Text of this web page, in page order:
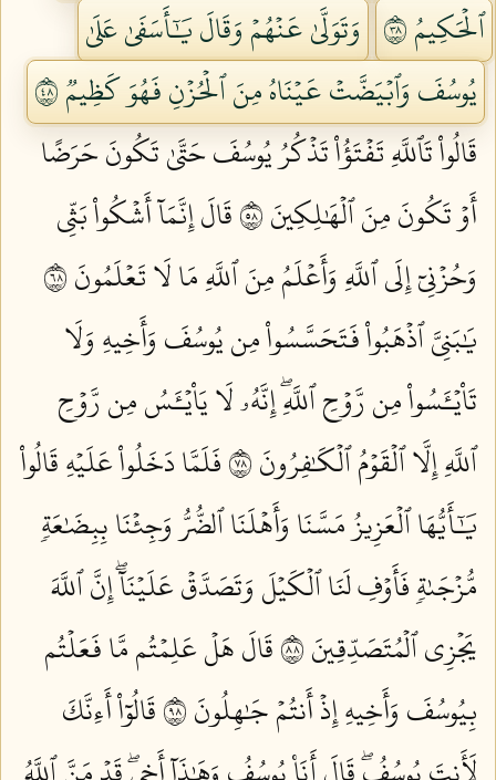
ٱلۡحَكِيمُ ٨٣
وَتَوَلَّىٰ عَنۡهُمۡ وَقَالَ يَٰٓأَسَفَىٰ عَلَىٰ
يُوسُفَ وَٱبۡيَضَّتۡ عَيۡنَاهُ مِنَ ٱلۡحُزۡنِ فَهُوَ كَظِيمٞ ٨٤
قَالُواْ تَٱللَّهِ تَفۡتَؤُاْ تَذۡكُرُ يُوسُفَ حَتَّىٰ تَكُونَ حَرَضًا
أَوۡ تَكُونَ مِنَ ٱلۡهَٰلِكِينَ ٨٥
قَالَ إِنَّمَآ أَشۡكُواْ بَثِّي
وَحُزۡنِيٓ إِلَى ٱللَّهِ وَأَعۡلَمُ مِنَ ٱللَّهِ مَا لَا تَعۡلَمُونَ ٨٦
يَٰبَنِيَّ ٱذۡهَبُواْ فَتَحَسَّسُواْ مِن يُوسُفَ وَأَخِيهِ وَلَا
تَاْيۡـَٔسُواْ مِن رَّوۡحِ ٱللَّهِۖ إِنَّهُۥ لَا يَاْيۡـَٔسُ مِن رَّوۡحِ
ٱللَّهِ إِلَّا ٱلۡقَوۡمُ ٱلۡكَٰفِرُونَ ٨٧
فَلَمَّا دَخَلُواْ عَلَيۡهِ قَالُواْ
يَٰٓأَيُّهَا ٱلۡعَزِيزُ مَسَّنَا وَأَهۡلَنَا ٱلضُّرُّ وَجِئۡنَا بِبِضَٰعَةٖ
مُّزۡجَىٰةٖ فَأَوۡفِ لَنَا ٱلۡكَيۡلَ وَتَصَدَّقۡ عَلَيۡنَآۖ إِنَّ ٱللَّهَ
يَجۡزِي ٱلۡمُتَصَدِّقِينَ ٨٨
قَالَ هَلۡ عَلِمۡتُم مَّا فَعَلۡتُم
بِيُوسُفَ وَأَخِيهِ إِذۡ أَنتُمۡ جَٰهِلُونَ ٨٩
قَالُوٓاْ أَءِنَّكَ